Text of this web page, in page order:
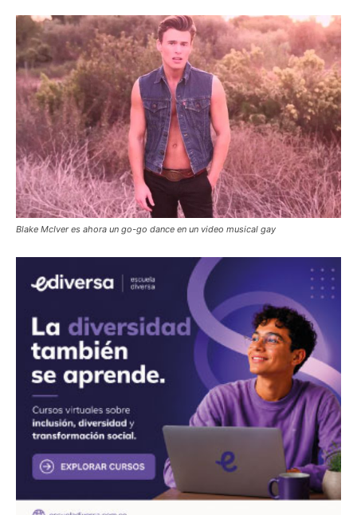
Blake McIver es ahora un go-go dance en un video musical gay